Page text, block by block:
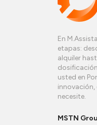
En
etapas:
alquiler
usted en
innovación,
necesite.
MSTN